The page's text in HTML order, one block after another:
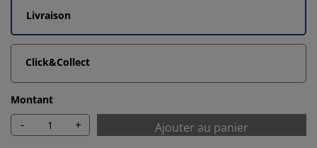
Livraison
Click&Collect
Montant
- + Ajouter au panier